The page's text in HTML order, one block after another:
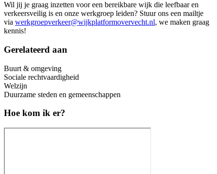
Wil jij je graag inzetten voor een bereikbare wijk die leefbaar en
verkeersveilig is en onze werkgroep leiden? Stuur ons een mailtje
via werkgroepverkeer@wijkplatformovervecht.nl, we maken graag
kennis!
Gerelateerd aan
Buurt & omgeving
Sociale rechtvaardigheid
Welzijn
Duurzame steden en gemeenschappen
Hoe kom ik er?